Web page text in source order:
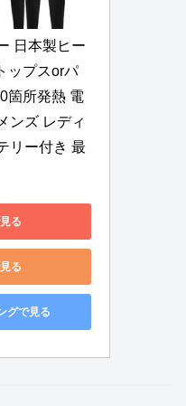
日本製ヒー
ップスorパ
箇所発熱 電
ンズ レディ
リー付き 最
る
る
グで見る